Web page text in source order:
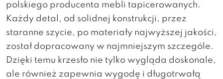
polskiego producenta mebli tapicerowanych.
Każdy detal, od solidnej konstrukcji, przez
staranne szycie, po materiały najwyższej jakości,
został dopracowany w najmniejszym szczególe.
Dzięki temu krzesło nie tylko wygląda doskonale,
ale również zapewnia wygodę i długotrwałą